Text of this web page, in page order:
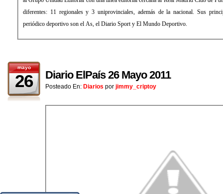
diferentes: 11 regionales y 3 uniprovinciales, además de la nacional. Sus
periódico deportivo son el As, el Diario Sport y El Mundo Deportivo.
mayo
26 Diario ElPaís 26 Mayo 2011
Posteado En: Diarios por jimmy_criptoy